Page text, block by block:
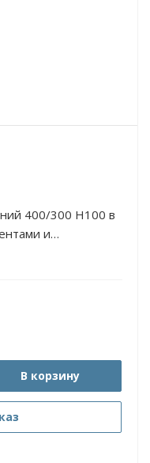
400/300 H100 в
и
В корзину